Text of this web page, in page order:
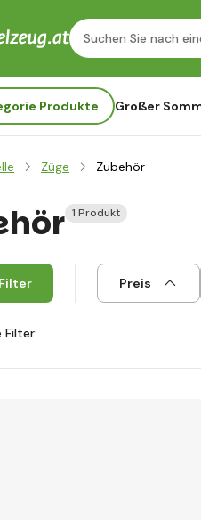
Produkte Großer
Züge Zubehör
1 Produkt
Preis
Filter: